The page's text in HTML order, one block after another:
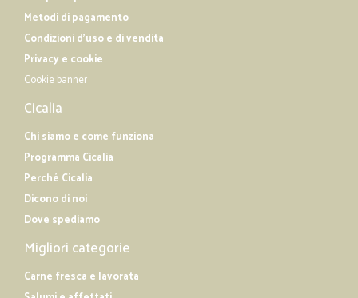
Metodi di pagamento
Condizioni d'uso e di vendita
Privacy e cookie
Cookie banner
Cicalia
Chi siamo e come funziona
Programma Cicalia
Perché Cicalia
Dicono di noi
Dove spediamo
Migliori categorie
Carne fresca e lavorata